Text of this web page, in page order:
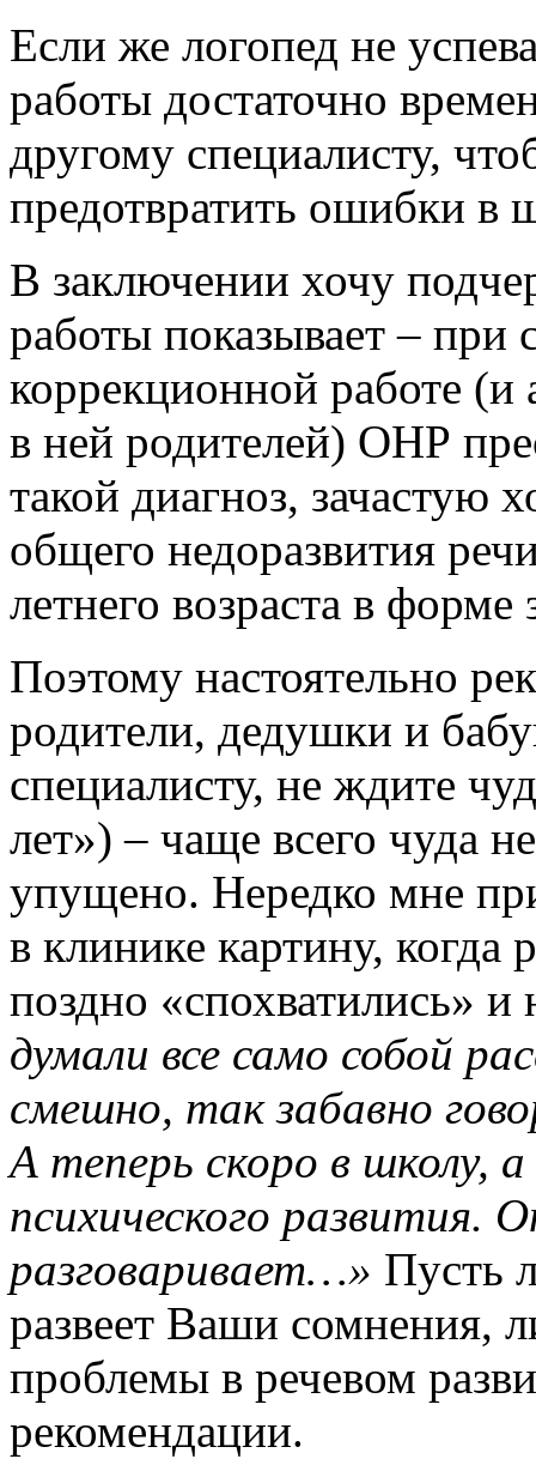
Если же логопед не
работы достаточно
другому специалисту,
предотвратить ошибки в
В заключении хочу
работы показывает – при
коррекционной работе (и
в ней родителей) ОНР
такой диагноз, зачастую
общего недоразвития
летнего возраста в
Поэтому настоятельно
родители, дедушки и
специалисту, не ждите
лет») – чаще всего чуда
упущено. Нередко мне
в клинике картину,
поздно «спохватились» и
думали все само собой
смешно, так забавно
А теперь скоро в школу,
психического развития.
разговаривает…» Пусть
развеет Ваши сомнения,
проблемы в речевом
рекомендации.